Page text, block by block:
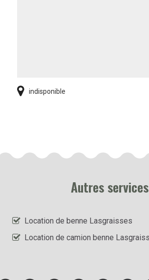
indisponible
Autres services
Location de benne Lasgraisses
Location de camion benne